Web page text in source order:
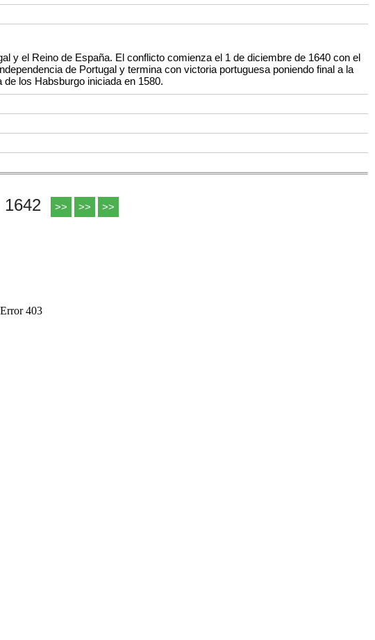
y el Reino de España. El conflicto comienza el 1 de diciembre de 1640 con el
de Portugal y termina con victoria portuguesa poniendo final a la
los Habsburgo iniciada en 1580.
1642 >> >> >>